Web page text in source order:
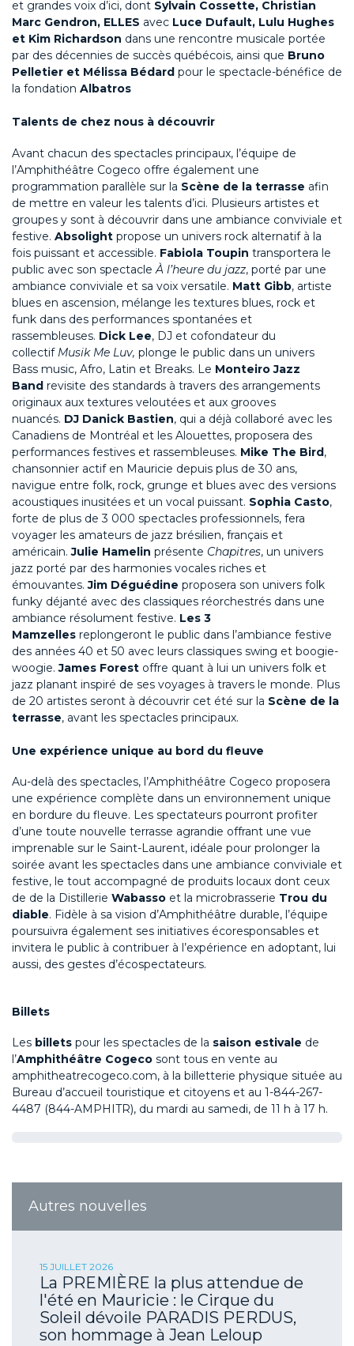
et grandes voix d’ici, dont Sylvain Cossette, Christian
Marc Gendron, ELLES avec Luce Dufault, Lulu Hughes
et Kim Richardson dans une rencontre musicale portée
par des décennies de succès québécois, ainsi que Bruno
Pelletier et Mélissa Bédard pour le spectacle-bénéfice de
la fondation Albatros
Talents de chez nous à découvrir
Avant chacun des spectacles principaux, l’équipe de
l’Amphithéâtre Cogeco offre également une
programmation parallèle sur la Scène de la terrasse afin
de mettre en valeur les talents d’ici. Plusieurs artistes et
groupes y sont à découvrir dans une ambiance conviviale et
festive. Absolight propose un univers rock alternatif à la
fois puissant et accessible. Fabiola Toupin transportera le
public avec son spectacle À l’heure du jazz, porté par une
ambiance conviviale et sa voix versatile. Matt Gibb, artiste
blues en ascension, mélange les textures blues, rock et
funk dans des performances spontanées et
rassembleuses. Dick Lee, DJ et cofondateur du
collectif Musik Me Luv, plonge le public dans un univers
Bass music, Afro, Latin et Breaks. Le Monteiro Jazz
Band revisite des standards à travers des arrangements
originaux aux textures veloutées et aux grooves
nuancés. DJ Danick Bastien, qui a déjà collaboré avec les
Canadiens de Montréal et les Alouettes, proposera des
performances festives et rassembleuses. Mike The Bird,
chansonnier actif en Mauricie depuis plus de 30 ans,
navigue entre folk, rock, grunge et blues avec des versions
acoustiques inusitées et un vocal puissant. Sophia Casto,
forte de plus de 3 000 spectacles professionnels, fera
voyager les amateurs de jazz brésilien, français et
américain.Julie Hamelin présente Chapitres, un univers
jazz porté par des harmonies vocales riches et
émouvantes.Jim Déguédine proposera son univers folk
funky déjanté avec des classiques réorchestrés dans une
ambiance résolument festive. Les 3
Mamzelles replongeront le public dans l’ambiance festive
des années 40 et 50 avec leurs classiques swing et boogie-
woogie.James Forest offre quant à lui un univers folk et
jazz planant inspiré de ses voyages à travers le monde. Plus
de 20 artistes seront à découvrir cet été sur la Scène de la
terrasse, avant les spectacles principaux.
Une expérience unique au bord du fleuve
Au-delà des spectacles, l’Amphithéâtre Cogeco proposera
une expérience complète dans un environnement unique
en bordure du fleuve. Les spectateurs pourront profiter
d’une toute nouvelle terrasse agrandie offrant une vue
imprenable sur le Saint-Laurent, idéale pour prolonger la
soirée avant les spectacles dans une ambiance conviviale et
festive, le tout accompagné de produits locaux dont ceux
de de la Distillerie Wabasso et la microbrasserie Trou du
diable. Fidèle à sa vision d’Amphithéâtre durable, l’équipe
poursuivra également ses initiatives écoresponsables et
invitera le public à contribuer à l’expérience en adoptant, lui
aussi, des gestes d’écospectateurs.
Billets
Les billets pour les spectacles de la saison estivale de
l’Amphithéâtre Cogeco sont tous en vente au
amphitheatrecogeco.com, à la billetterie physique située au
Bureau d’accueil touristique et citoyens et au 1-844-267-
4487 (844-AMPHITR), du mardi au samedi, de 11 h à 17 h.
Autres nouvelles
15 JUILLET 2026
La PREMIÈRE la plus attendue de
l'été en Mauricie : le Cirque du
Soleil dévoile PARADIS PERDUS,
son hommage à Jean Leloup